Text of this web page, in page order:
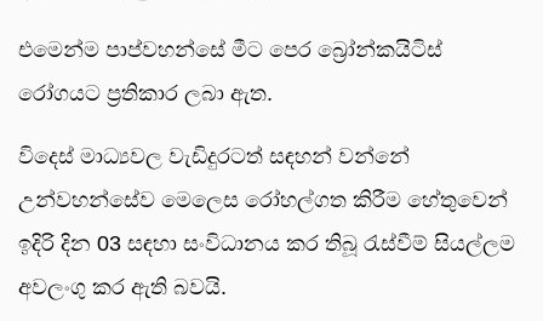
එමෙන්ම පාප්වහන්සේ මීට පෙර බ්‍රෝන්කයිටිස්
රෝගයට ප්‍රතිකාර ලබා ඇත.
විදෙස් මාධ්‍යවල වැඩිදුරටත් සඳහන් වන්නේ
උන්වහන්සේව මෙලෙස රෝහල්ගත කිරීම හේතුවෙන්
ඉදිරි දින 03 සඳහා සංවිධානය කර තිබූ රැස්වීම් සියල්ලම
අවලංගු කර ඇති බවයි.